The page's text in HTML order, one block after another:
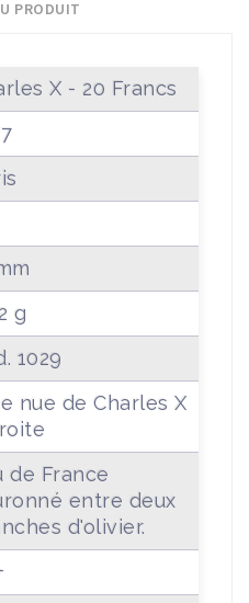
PRODUIT
X - 20 Francs
g
1029
nue de Charles X
de France
entre deux
d'olivier.